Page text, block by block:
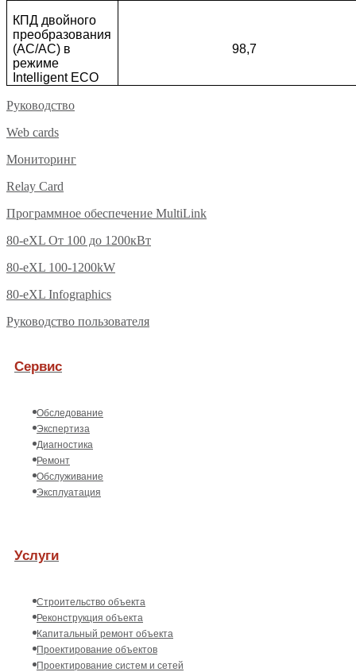
КПД двойного
преобразования
(AC/AC) в
режиме
Intelligent ECO
98,7
Руководство
Web cards
Мониторинг
Relay Card
Программное обеспечение MultiLink
80-eXL От 100 до 1200кВт
80-eXL 100-1200kW
80-eXL Infographics
Руководство пользователя
Сервис
Обследование
Экспертиза
Диагностика
Ремонт
Обслуживание
Эксплуатация
Услуги
Строительство объекта
Реконструкция объекта
Капитальный ремонт объекта
Проектирование объектов
Проектирование систем и сетей